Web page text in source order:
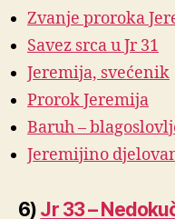
Zvanje proroka
Savez srca u Jr 31
Jeremija, svećenik
Prorok Jeremija
Baruh –
Jeremijino
6) Jr 33 –